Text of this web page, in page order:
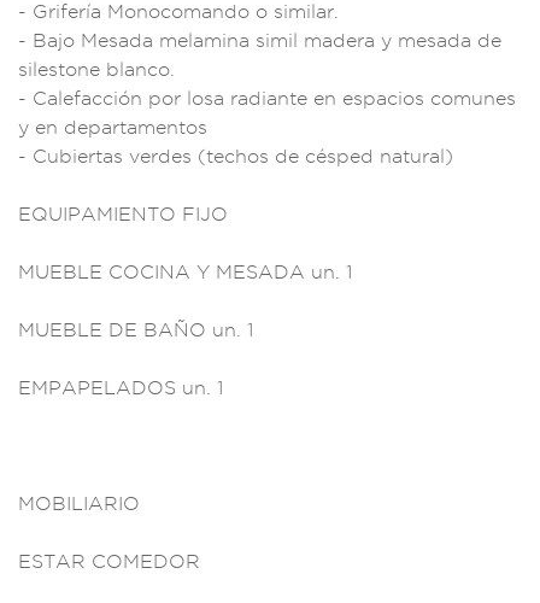
- Grifería Monocomando o similar.
- Bajo Mesada melamina simil madera y mesada de
silestone blanco.
- Ca lefacción por losa radiante en espacios comunes
y en departamentos
- Cubiertas verdes (techos de césped natural)
EQUIPAMIENTO FIJO
MUEBLE COCINA Y MESADA un. 1
MUEBLE DE BAÑO un. 1
EMPAPELADOS un. 1
MOBIL IARIO
ESTAR COMEDOR